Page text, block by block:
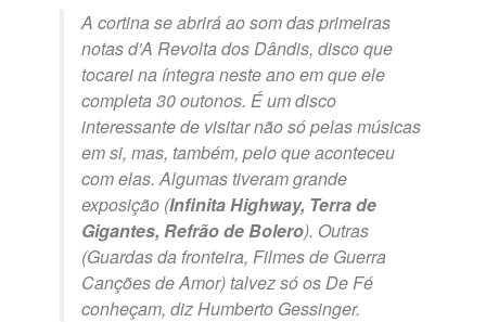
A cortina se abrirá ao som das primeiras
notas d’A Revolta dos Dândis, disco que
tocarei na íntegra neste ano em que ele
completa 30 outonos. É um disco
interessante de visitar não só pelas músicas
em si, mas, também, pelo que aconteceu
com elas. Algumas tiveram grande
exposição (Infinita Highway, Terra de
Gigantes, Refrão de Bolero). Outras
(Guardas da fronteira, Filmes de Guerra
Canções de Amor) talvez só os De Fé
conheçam, diz Humberto Gessinger.